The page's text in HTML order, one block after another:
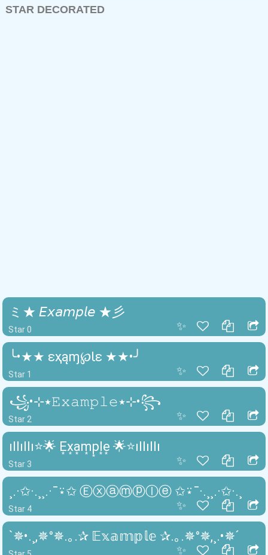
STAR DECORATED
✨
Star 0
ミ★ 𝘌𝘹𝘢𝘮𝘱𝘭𝘦 ★彡
✨
Star 1
╰•★★ ɛҳąɱ℘Ɩɛ ★★•╯
✨
Star 2
꧁•⊹٭𝙴𝚡𝚊𝚖𝚙𝚕𝚎٭⊹•꧂
✨
Star 3
ıllıllı⭐🌟 E͙x͙a͙m͙p͙l͙e͙ 🌟⭐ıllıllı
✨
Star 4
¸.·✩·.¸¸.·¯⍣✩ Ⓔⓧⓐⓜⓟⓛⓔ ✩⍣¯·.¸¸.·✩·.¸
✨
`✵•.¸,✵°✵.｡.✰ 𝔼𝕩𝕒𝕞𝕡𝕝𝕖 ✰.｡.✵°✵,¸.•✵´